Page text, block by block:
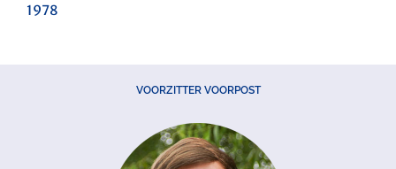
1978
VOORZITTER VOORPOST